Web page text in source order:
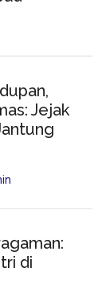
Jejak
di